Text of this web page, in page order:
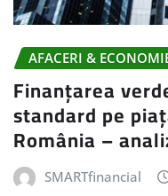
AFACERI &
Finanțarea
standard pe
România –
SMARTfinancial